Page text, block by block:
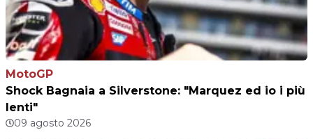
MotoGP
Shock Bagnaia a Silverstone: "Marquez ed io i più
lenti"
09 agosto 2026